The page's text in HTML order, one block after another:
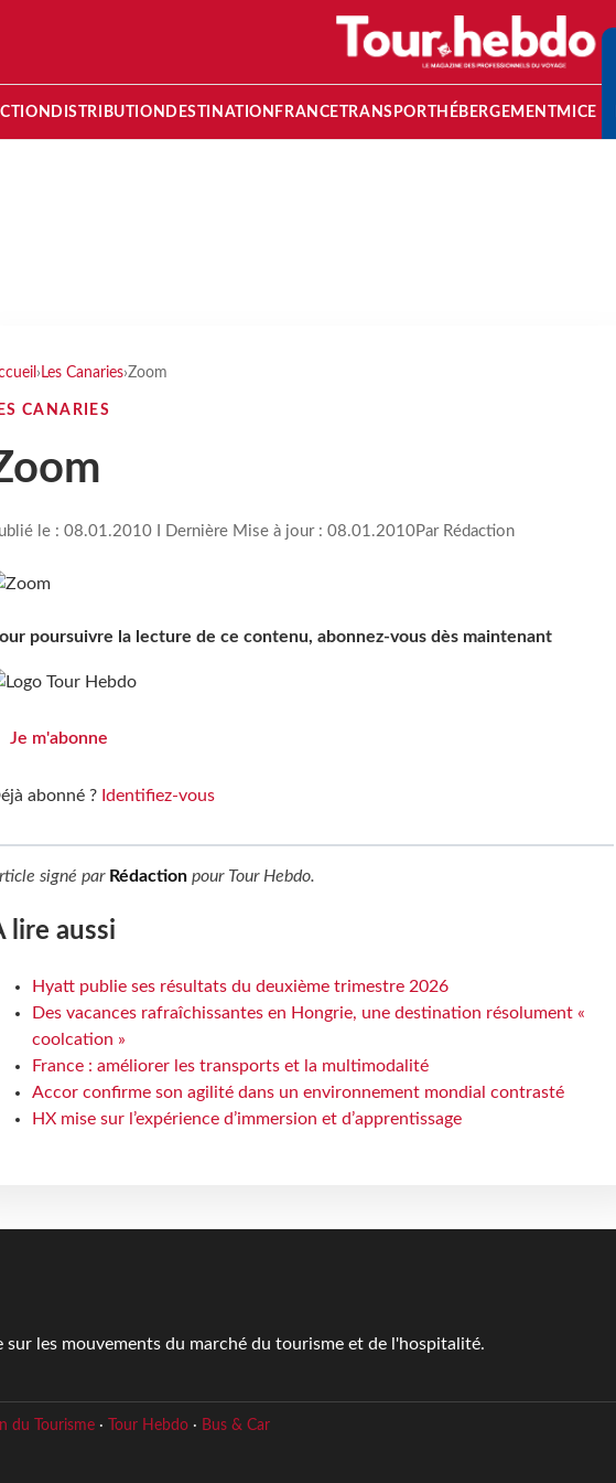
DISTRIBUTION DESTINATION FRANCETRANSPORT HÉBERGEMENTMICE
› Les Canaries›Zoom
CANARIES
le : 08.01.2010 I Dernière Mise à jour : 08.01.2010Par Rédaction
poursuivre la lecture de ce contenu, abonnez-vous dès maintenant
Je m'abonne
abonné ? Identifiez-vous
signé par Rédactionpour Tour Hebdo.
lire aussi
Hyatt publie ses résultats du deuxième trimestre 2026
Des vacances rafraîchissantes en Hongrie, une destination résolument «
coolcation »
France : améliorer les transports et la multimodalité
Accor confirme son agilité dans un environnement mondial contrasté
HX mise sur l’expérience d’immersion et d’apprentissage
sur les mouvements du marché du tourisme et de l'hospitalité.
du Tourisme· Tour Hebdo· Bus & Car